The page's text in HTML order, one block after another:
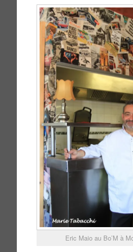
Eric Maio au Bo’M à